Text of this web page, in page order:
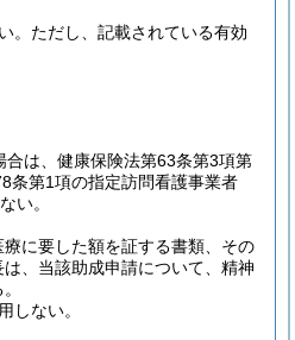
。 ただし、記載されている有効
は、健康保険法第63条第3項第
条第1項の指定訪問看護事業者
い。
療に要した額を証する書類、その
は、当該助成申請について、精神
しない。